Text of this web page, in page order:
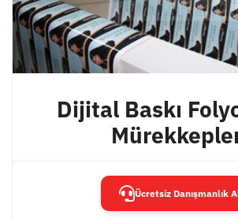
Dijital Baskı
İncele
Ücretsiz Danışmanlık